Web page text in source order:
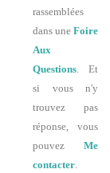
rassemblées
dans une Foire
Aux
Questions . Et
si vous n'y
trouvez pas
réponse, vous
pouvez Me
contacter